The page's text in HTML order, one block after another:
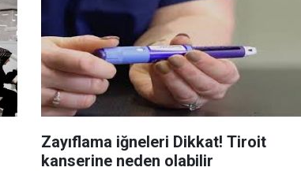
Zayıflama iğneleri Dikkat! Tiroit
kanserine neden olabilir